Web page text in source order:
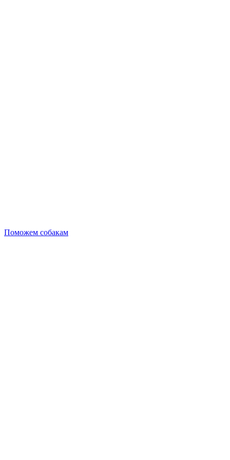
Поможем собакам